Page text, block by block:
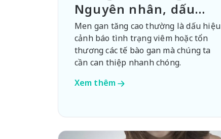
Nguyên nhân, dấu
hiệu và cách phòng
ngừa
Men gan tăng cao thường là dấu hiệu
cảnh báo tình trạng viêm hoặc tổn
thương các tế bào gan mà chúng ta
cần can thiệp nhanh chóng.
Xem thêm